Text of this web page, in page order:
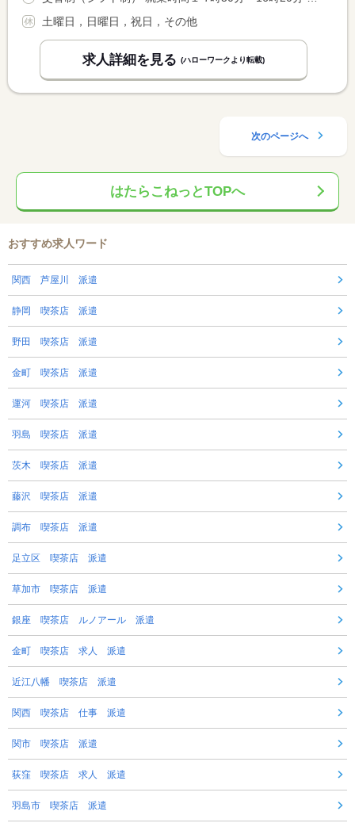
土曜日，日曜日，祝日，その他
求人詳細を見る (ハローワークより転載)
次のページへ
はたらこねっとTOPへ
おすすめ求人ワード
関西 芦屋川 派遣
静岡 喫茶店 派遣
野田 喫茶店 派遣
金町 喫茶店 派遣
運河 喫茶店 派遣
羽島 喫茶店 派遣
茨木 喫茶店 派遣
藤沢 喫茶店 派遣
調布 喫茶店 派遣
足立区 喫茶店 派遣
草加市 喫茶店 派遣
銀座 喫茶店 ルノアール 派遣
金町 喫茶店 求人 派遣
近江八幡 喫茶店 派遣
関西 喫茶店 仕事 派遣
関市 喫茶店 派遣
荻窪 喫茶店 求人 派遣
羽島市 喫茶店 派遣